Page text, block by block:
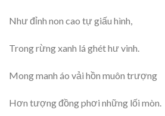
Như đỉnh non cao tự giấu hình,
Trong rừng xanh lá ghét hư vinh.
Mong manh áo vải hồn muôn trượng
Hơn tượng đồng phơi những lối mòn.